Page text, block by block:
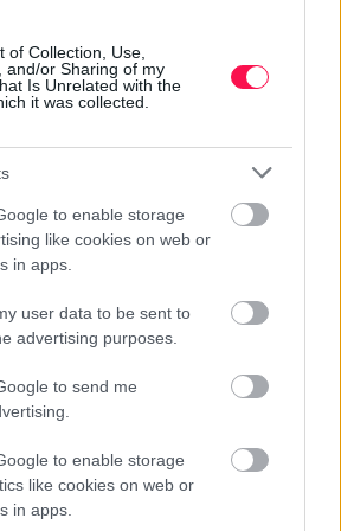
of Collection, Use,
and/or Sharing of my
Is Unrelated with the
it was collected.
to enable storage
like cookies on web or
in apps.
user data to be sent to
advertising purposes.
to send me
to enable storage
like cookies on web or
in apps.
nem terem? 6 ok, amiért
növekvő és legbőtermőbb kerti
között akár néhány naponta
friss termést, ezért különösen bosszantó,
júliusban: így lesz egészséges a
termés
legfontosabb hónapja. A növények
megerősödtek, folyamatosan virágoznak,
a zöld, majd érni kezdő termések. A
12 zöldség, amelyből még ősszel
a paradicsom, növekszik a cukkini,
a retek, a saláta vagy a fokhagyma után.
év egyik legjobban várt időszaka. Amikor a
érett, fényes szemektől, eleinte úgy